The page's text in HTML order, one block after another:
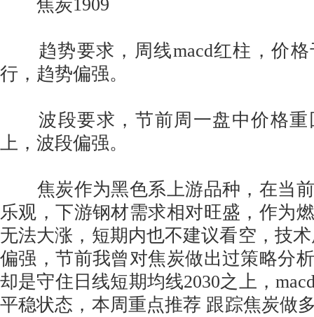
焦炭1909
趋势要求，周线macd红柱，价格
行，趋势偏强。
波段要求，节前周一盘中价格重
上，波段偏强。
焦炭作为黑色系上游品种，在当前
乐观，下游钢材需求相对旺盛，作为
无法大涨，短期内也不建议看空，技
偏强，节前我曾对焦炭做出过策略分
却是守住日线短期均线2030之上，
平稳状态，本周重点推荐 跟踪焦炭做